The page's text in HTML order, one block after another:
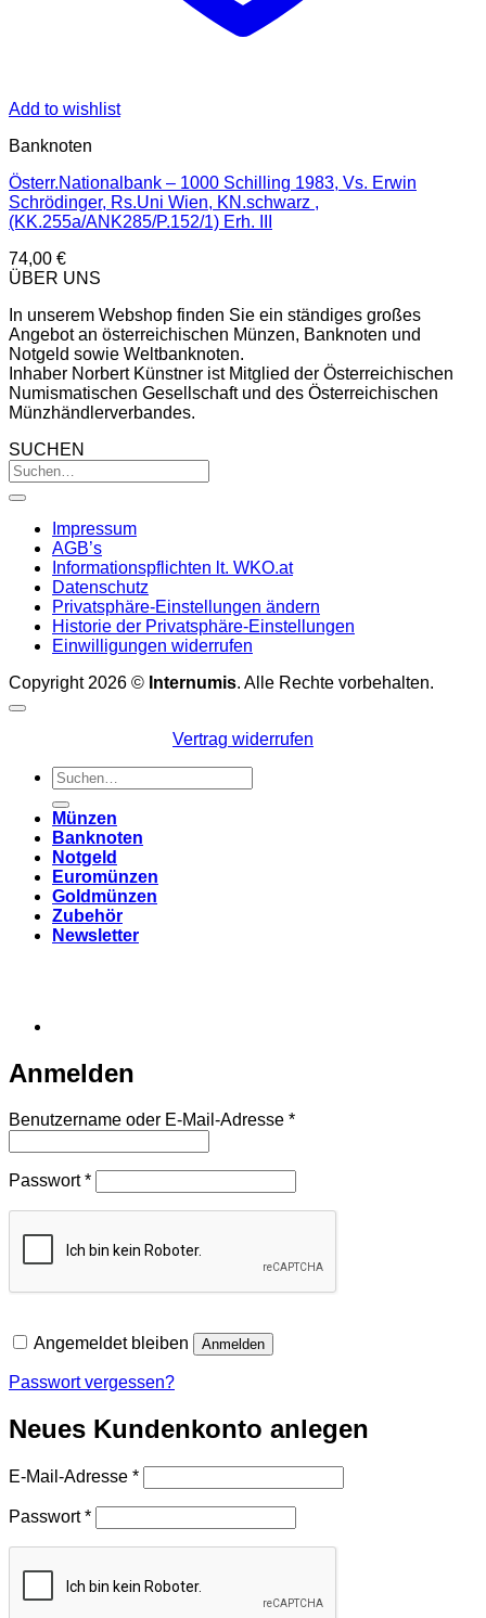
Add to wishlist
Banknoten
Österr.Nationalbank – 1000 Schilling 1983, Vs. Erwin
Schrödinger, Rs.Uni Wien, KN.schwarz ,
(KK.255a/ANK285/P.152/1) Erh. III
74,00 €
ÜBER UNS
In unserem Webshop finden Sie ein ständiges großes
Angebot an österreichischen Münzen, Banknoten und
Notgeld sowie Weltbanknoten.
Inhaber Norbert Künstner ist Mitglied der Österreichischen
Numismatischen Gesellschaft und des Österreichischen
Münzhändlerverbandes.
SUCHEN
Impressum
AGB’s
Informationspflichten lt. WKO.at
Datenschutz
Privatsphäre-Einstellungen ändern
Historie der Privatsphäre-Einstellungen
Einwilligungen widerrufen
Copyright 2026 © Internumis. Alle Rechte vorbehalten.
Vertrag widerrufen
Suchen
nach:
Münzen
Banknoten
Notgeld
Euromünzen
Goldmünzen
Zubehör
Newsletter
Anmelden
Benutzername oder E-Mail-Adresse *Erforderlich
Passwort*Erforderlich
Angemeldet bleiben Anmelden
Passwort vergessen?
Neues Kundenkonto anlegen
E-Mail-Adresse *Erforderlich
Passwort*Erforderlich